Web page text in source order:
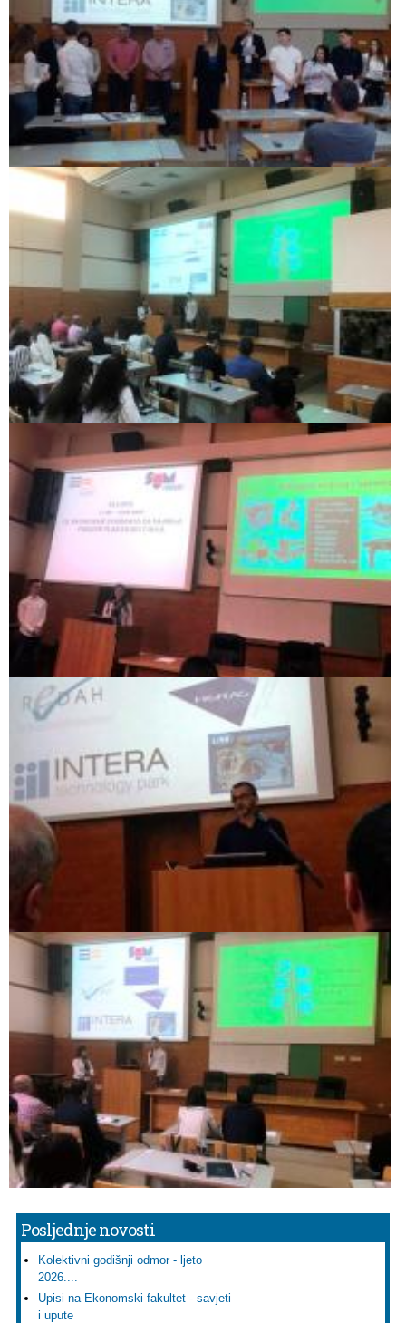
Posljednje novosti
Kolektivni godišnji odmor - ljeto
2026....
Upisi na Ekonomski fakultet - savjeti
i upute